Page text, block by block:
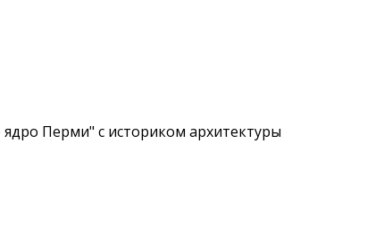
Перми" с историком архитектуры